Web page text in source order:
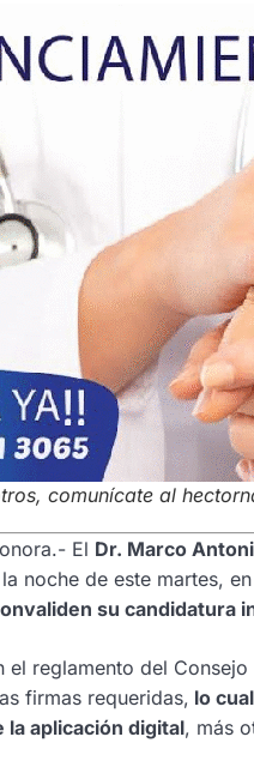
comunícate al
El Dr. Marco
noche de este martes,
su candidatura
el reglamento del
firmas requeridas, lo
la aplicación digital, más